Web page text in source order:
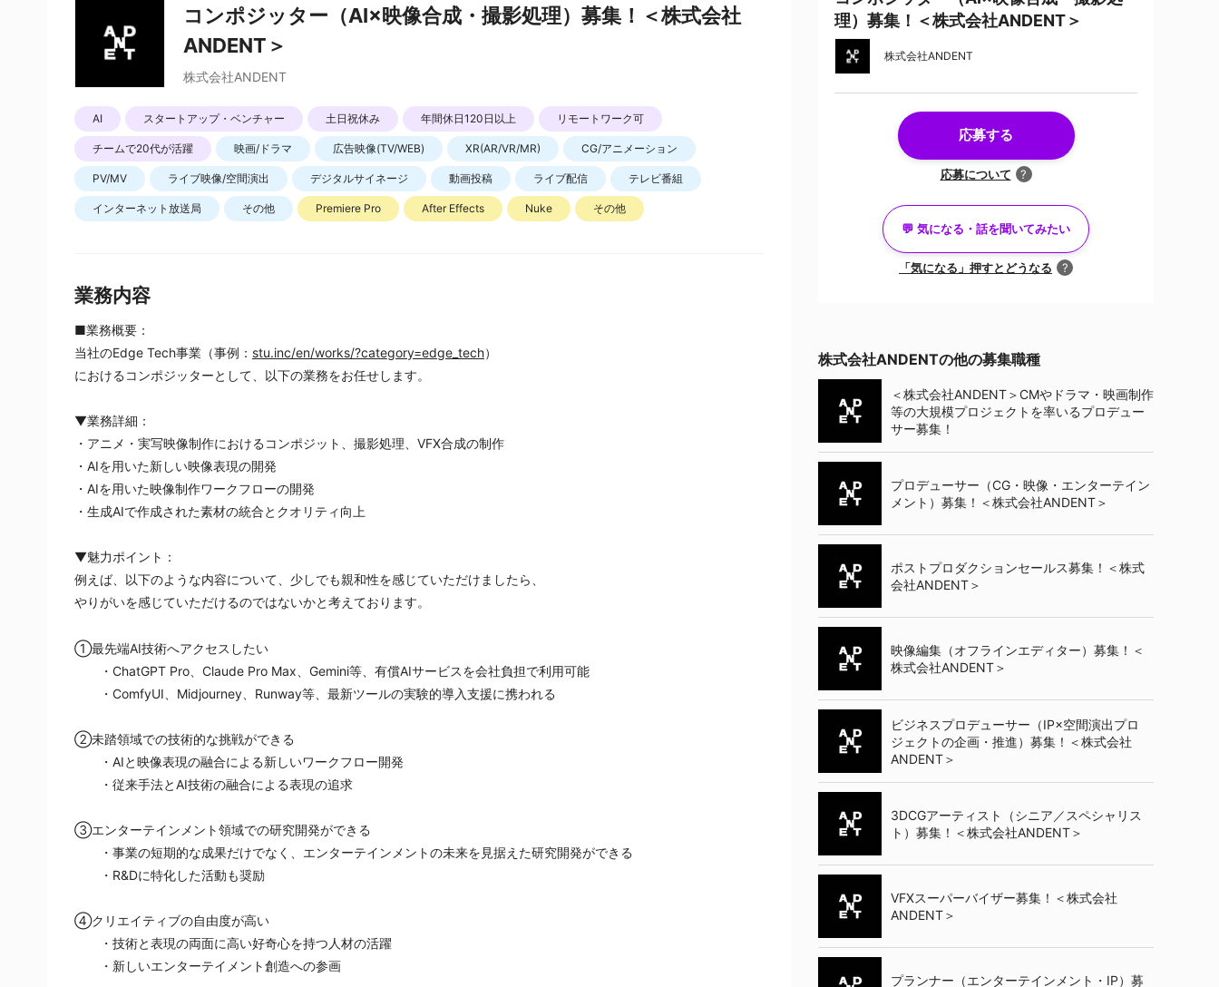
コンポジッター（AI×映像合成・撮影処理）募集！＜株式会社
ANDENT＞
株式会社ANDENT
AI スタートアップ・ベンチャー 土日祝休み 年間休日120日以上 リモートワーク可
チームで20代が活躍 映画/ドラマ 広告映像(TV/WEB) XR(AR/VR/MR) CG/アニメーション
PV/MV ライブ映像/空間演出 デジタルサイネージ 動画投稿 ライブ配信 テレビ番組
インターネット放送局 その他 Premiere Pro After Effects Nuke その他
業務内容
■業務概要：
当社のEdge Tech事業（事例： stu.inc/en/works/?category=edge_tech）
におけるコンポジッターとして、以下の業務をお任せします。
▼業務詳細：
・アニメ・実写映像制作におけるコンポジット、撮影処理、VFX合成の制作
・AIを用いた新しい映像表現の開発
・AIを用いた映像制作ワークフローの開発
・生成AIで作成された素材の統合とクオリティ向上
▼魅力ポイント：
例えば、以下のような内容について、少しでも親和性を感じていただけましたら、
やりがいを感じていただけるのではないかと考えております。
①最先端AI技術へアクセスしたい
・ChatGPT Pro、Claude Pro Max、Gemini等、有償AIサービスを会社負担で利用可能
・ComfyUI、Midjourney、Runway等、最新ツールの実験的導入支援に携われる
②未踏領域での技術的な挑戦ができる
・AIと映像表現の融合による新しいワークフロー開発
・従来手法とAI技術の融合による表現の追求
③エンターテインメント領域での研究開発ができる
・事業の短期的な成果だけでなく、エンターテインメントの未来を見据えた研究開発ができる
・R&Dに特化した活動も奨励
④クリエイティブの自由度が高い
・技術と表現の両面に高い好奇心を持つ人材の活躍
・新しいエンターテイメント創造への参画
理）募集！＜株式会社ANDENT＞
株式会社ANDENT
応募する
応募について ?
💬 気になる・話を聞いてみたい
「気になる」押すとどうなる ?
キャリアアドバイザーと面談済みの方
のオファー
株式会社ANDENTの他の募集職種
＜株式会社ANDENT＞CMやドラマ・映画制作
等の大規模プロジェクトを率いるプロデュー
サー募集！
プロデューサー（CG・映像・エンターテイン
メント）募集！＜株式会社ANDENT＞
ポストプロダクションセールス募集！＜株式
会社ANDENT＞
映像編集（オフラインエディター）募集！＜
株式会社ANDENT＞
ビジネスプロデューサー（IP×空間演出プロ
ジェクトの企画・推進）募集！＜株式会社
ANDENT＞
3DCGアーティスト（シニア／スペシャリス
ト）募集！＜株式会社ANDENT＞
VFXスーパーバイザー募集！＜株式会社
ANDENT＞
プランナー（エンターテインメント・IP）募